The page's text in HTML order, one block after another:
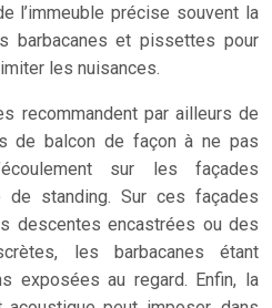
l’immeuble précise souvent la
barbacanes et pissettes pour
les nuisances.
recommandent par ailleurs de
de balcon de façon à ne pas
sur les façades
de standing. Sur ces façades
descentes encastrées ou des
les barbacanes étant
exposées au regard. Enfin, la